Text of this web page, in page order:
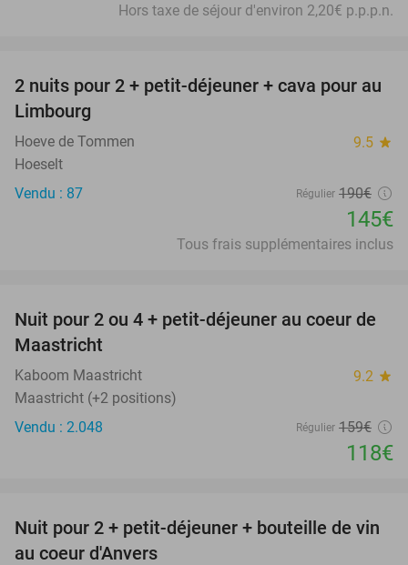
Hors taxe de séjour d'environ 2,20€ p.p.p.n.
24%
2 nuits pour 2 + petit-déjeuner + cava pour au
Limbourg
Hoeve de Tommen 9.5 star
Hoeselt
Vendu : 87
Régulier 190€
145€
Tous frais supplémentaires inclus
26%
Nuit pour 2 ou 4 + petit-déjeuner au coeur de
Maastricht
Kaboom Maastricht 9.2 star
Maastricht (+2 positions)
Vendu : 2.048
Régulier 159€
118€
31%
Nuit pour 2 + petit-déjeuner + bouteille de vin
au coeur d'Anvers